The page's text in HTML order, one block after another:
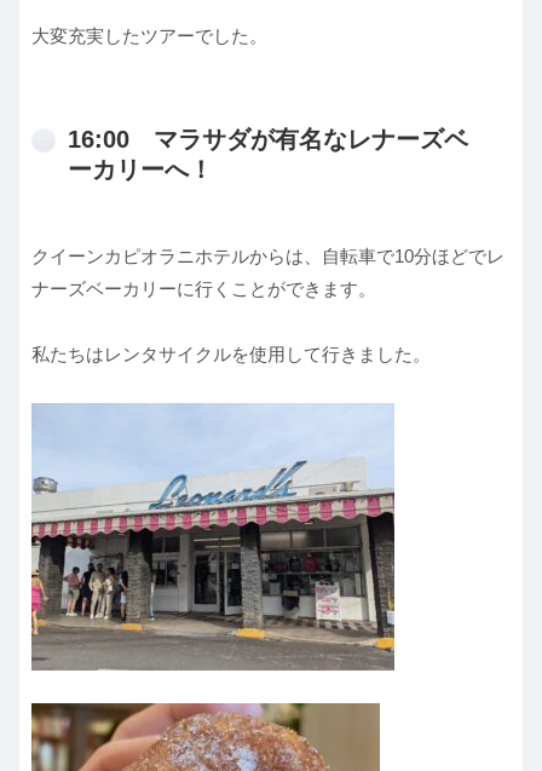
大変充実したツアーでした。
16:00 マラサダが有名なレナーズベ
ーカリーへ！
クイーンカピオラニホテルからは、自転車で10分ほどでレ
ナーズベーカリーに行くことができます。
私たちはレンタサイクルを使用して行きました。